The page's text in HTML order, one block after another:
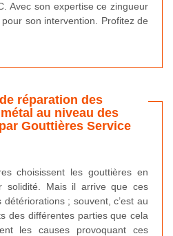
Avec son expertise ce zingueur
son intervention. Profitez de
réparation des
au niveau des
Gouttières Service
choisissent les gouttières en
solidité. Mais il arrive que ces
; souvent, c’est au
des différentes parties que cela
les causes provoquant ces